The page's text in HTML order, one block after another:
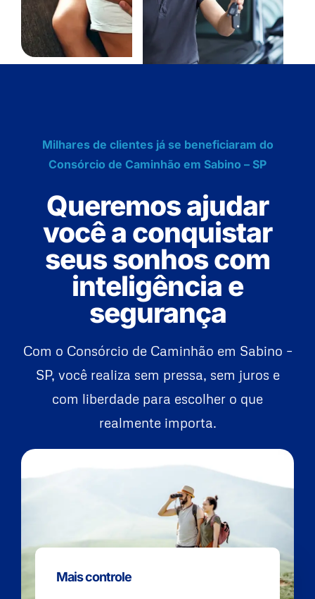
Milhares de clientes já se beneficiaram do
Consórcio de Caminhão em Sabino – SP
Queremos ajudar
você a conquistar
seus sonhos com
inteligência e
segurança
Com o Consórcio de Caminhão em Sabino –
SP, você realiza sem pressa, sem juros e
com liberdade para escolher o que
realmente importa.
Mais controle